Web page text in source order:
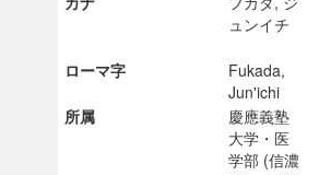
ュンイチ
ローマ字
Fukada,
Jun'ichi
所属
慶應義塾
大学・医
学部 (信濃